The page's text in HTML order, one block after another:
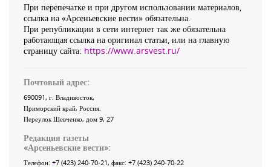
При перепечатке и при другом использовании материалов,
ссылка на «Арсеньевские вести» обязательна.
При републикации в сети интернет так же обязательна
работающая ссылка на оригинал статьи, или на главную
страницу сайта: https://www.arsvest.ru/
Почтовый адрес:
690091, г. Владивосток,
Приморский край, Россия
Переулок Шевченко, дом 9, 27
Редакция газеты
«Арсеньевские вести»:
Телефон: +7 (423) 240-70-21, факс: +7 (423) 240-70-22